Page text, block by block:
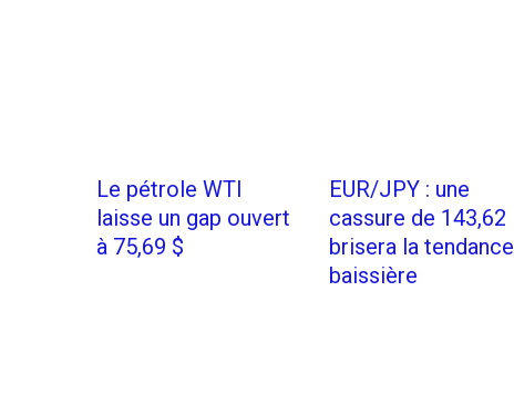
Le pétrole WTI
laisse un gap ouvert
à 75,69 $
EUR/JPY : une
cassure de 143,62
brisera la tendance
baissière